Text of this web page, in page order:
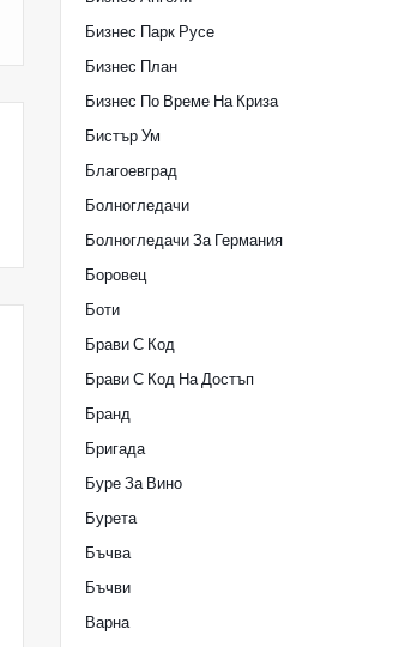
Бизнес Парк Русе
Бизнес План
Бизнес По Време На Криза
Бистър Ум
Благоевград
Болногледачи
Болногледачи За Германия
Боровец
Боти
Брави С Код
Брави С Код На Достъп
Бранд
Бригада
Буре За Вино
Бурета
Бъчва
Бъчви
Варна